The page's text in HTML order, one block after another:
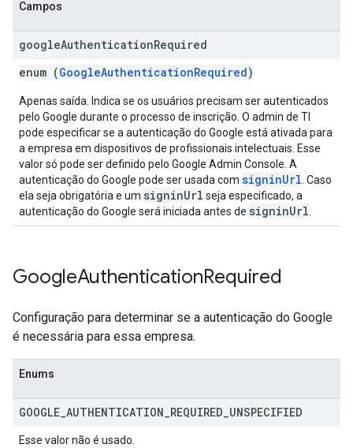
Campos
googleAuthenticationRequired
enum (GoogleAuthenticationRequired)
Apenas saída. Indica se os usuários precisam ser autenticados
pelo Google durante o processo de inscrição. O admin de TI
pode especificar se a autenticação do Google está ativada para
a empresa em dispositivos de profissionais intelectuais. Esse
valor só pode ser definido pelo Google Admin Console. A
autenticação do Google pode ser usada com signinUrl . Caso
ela seja obrigatória e um signinUrl seja especificado, a
autenticação do Google será iniciada antes de signinUrl
GoogleAuthenticationRequired
Configuração para determinar se a autenticação do Google
é necessária para essa empresa.
Enums
GOOGLE AUTHENTICATION REQUIRED UNSPECIFIED
Esse valor não é usado.